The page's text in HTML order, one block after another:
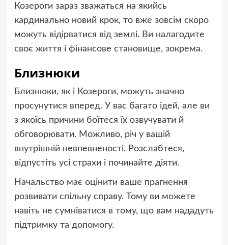
Козероги зараз зважаться на якийсь
кардинально новий крок, то вже зовсім скоро
можуть відірватися від землі. Ви налагодите
своє життя і фінансове становище, зокрема.
Близнюки
Близнюки, як і Козероги, можуть значно
просунутися вперед. У вас багато ідей, але ви
з якоїсь причини боїтеся їх озвучувати й
обговорювати. Можливо, річ у вашій
внутрішній невпевненості. Розслабтеся,
відпустіть усі страхи і починайте діяти.
Начальство має оцінити ваше прагнення
розвивати спільну справу. Тому ви можете
навіть не сумніватися в тому, що вам нададуть
підтримку та допомогу.